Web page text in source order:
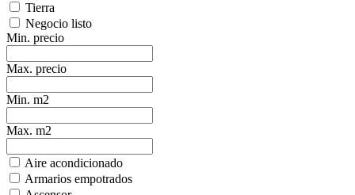
Tierra
Negocio listo
Min. precio
Max. precio
Min. m2
Max. m2
Aire acondicionado
Armarios empotrados